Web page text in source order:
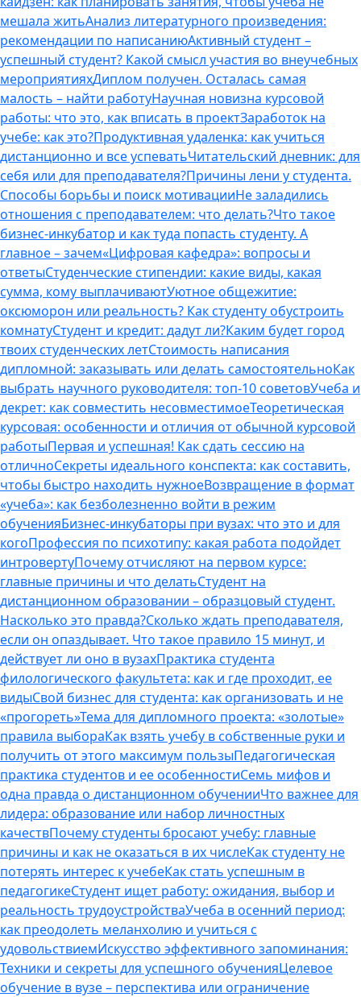
мешала житьАнализ литературного произведения:
рекомендации по написаниюАктивный студент –
успешный студент? Какой смысл участия во внеучебных
мероприятияхДиплом получен. Осталась самая
малость – найти работуНаучная новизна курсовой
работы: что это, как вписать в проектЗаработок на
учебе: как это?Продуктивная удаленка: как учиться
дистанционно и все успеватьЧитательский дневник: для
себя или для преподавателя?Причины лени у студента.
Способы борьбы и поиск мотивацииНе заладились
отношения с преподавателем: что делать?Что такое
бизнес-инкубатор и как туда попасть студенту. А
главное – зачем«Цифровая кафедра»: вопросы и
ответыСтуденческие стипендии: какие виды, какая
сумма, кому выплачиваютУютное общежитие:
оксюморон или реальность? Как студенту обустроить
комнатуСтудент и кредит: дадут ли?Каким будет город
твоих студенческих летСтоимость написания
дипломной: заказывать или делать самостоятельноКак
выбрать научного руководителя: топ-10 советовУчеба и
декрет: как совместить несовместимоеТеоретическая
курсовая: особенности и отличия от обычной курсовой
работыПервая и успешная! Как сдать сессию на
отличноСекреты идеального конспекта: как составить,
чтобы быстро находить нужноеВозвращение в формат
«учеба»: как безболезненно войти в режим
обученияБизнес-инкубаторы при вузах: что это и для
когоПрофессия по психотипу: какая работа подойдет
интровертуПочему отчисляют на первом курсе:
главные причины и что делатьСтудент на
дистанционном образовании – образцовый студент.
Насколько это правда?Сколько ждать преподавателя,
если он опаздывает. Что такое правило 15 минут, и
действует ли оно в вузахПрактика студента
филологического факультета: как и где проходит, ее
видыСвой бизнес для студента: как организовать и не
«прогореть»Тема для дипломного проекта: «золотые»
правила выбораКак взять учебу в собственные руки и
получить от этого максимум пользыПедагогическая
практика студентов и ее особенностиСемь мифов и
одна правда о дистанционном обученииЧто важнее для
лидера: образование или набор личностных
качествПочему студенты бросают учебу: главные
причины и как не оказаться в их числеКак студенту не
потерять интерес к учебеКак стать успешным в
педагогикеСтудент ищет работу: ожидания, выбор и
реальность трудоустройстваУчеба в осенний период:
как преодолеть меланхолию и учиться с
удовольствиемИскусство эффективного запоминания:
Техники и секреты для успешного обученияЦелевое
обучение в вузе – перспектива или ограничение